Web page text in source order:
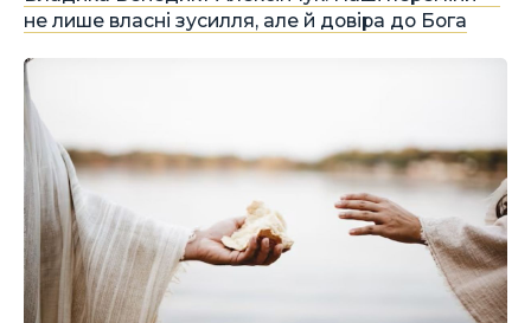
не лише власні зусилля, але й довіра до Бога